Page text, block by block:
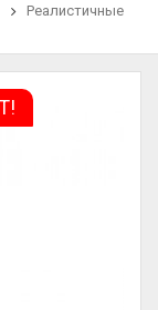
Реалистичные